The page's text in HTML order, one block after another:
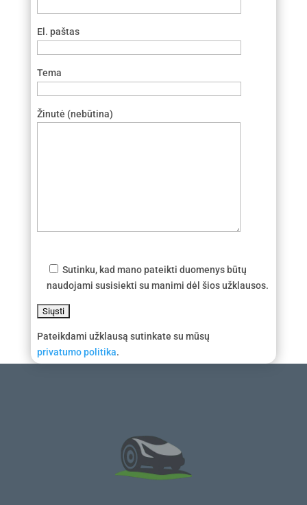
El. paštas
Tema
Žinutė (nebūtina)
Sutinku, kad mano pateikti duomenys būtų
naudojami susisiekti su manimi dėl šios užklausos.
Pateikdami užklausą sutinkate su mūsų
privatumo politika.